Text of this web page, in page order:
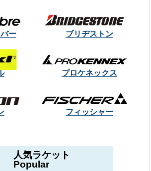
ー ブリヂストン
プロケネックス
フィッシャー
人気ラケット
Popular